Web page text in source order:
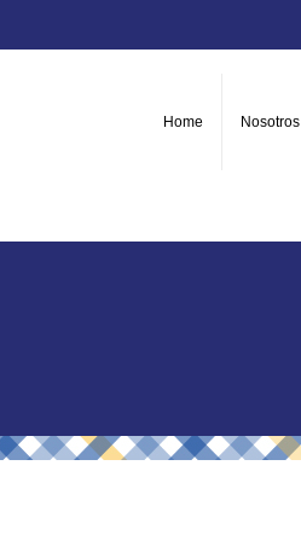
Home Nosotros